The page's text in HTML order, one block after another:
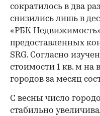
сократилось в два
снизились лишь в
«РБК
предоставленных
SRG. Согласно
стоимости 1 кв. м на
городов за месяц
С весны число
стабильно